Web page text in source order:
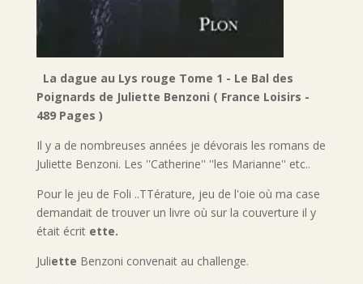
La dague au Lys rouge Tome 1 - Le Bal des
Poignards de Juliette Benzoni ( France Loisirs -
489 Pages )
Il y a de nombreuses années je dévorais les romans de
Juliette Benzoni. Les ''Catherine'' ''les Marianne'' etc..
Pour le jeu de Foli ..TTérature, jeu de l'oie où ma case
demandait de trouver un livre où sur la couverture il y
était écrit ette.
Juliette Benzoni convenait au challenge.